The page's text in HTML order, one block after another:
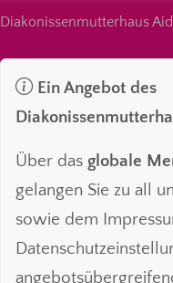
Diakonissenmutterhaus
Ein Angebot des
Über das globale
gelangen Sie zu all
sowie dem